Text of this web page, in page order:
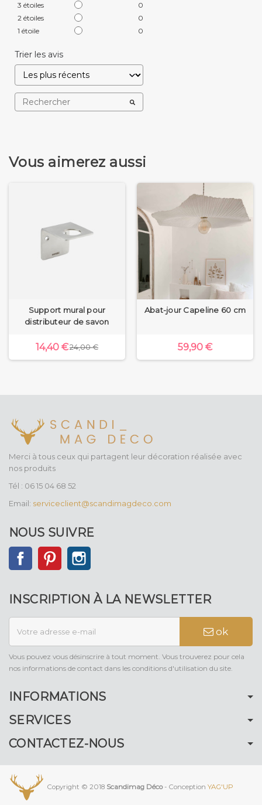
3 étoiles
0
2 étoiles
0
1 étoile 0
Trier les avis
Vous aimerez aussi
Support mural pour
distributeur de savon
14,40 €24,00 €
Abat-jour Capeline 60 cm
59,90 €
Merci à tous ceux qui partagent leur décoration réalisée avec
nos produits
Tél : 06 15 04 68 52
Email: serviceclient@scandimagdeco.com
NOUS SUIVRE
FacebookPinterest
INSCRIPTION À LA NEWSLETTER
ok
Vous pouvez vous désinscrire à tout moment. Vous trouverez pour cela
nos informations de contact dans les conditions d'utilisation du site.
INFORMATIONS
SERVICES
CONTACTEZ-NOUS
Copyright © 2018 Scandimag Déco- Conception YAG'UP